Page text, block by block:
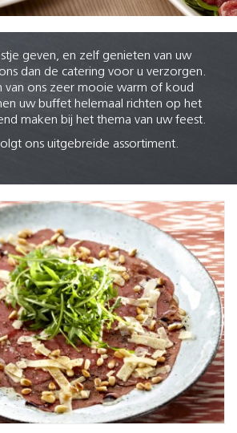
geven, en zelf genieten van uw
dan de catering voor u verzorgen.
van ons zeer mooie warm of koud
uw buffet helemaal richten op het
maken bij het thema van uw feest.
ons uitgebreide assortiment.